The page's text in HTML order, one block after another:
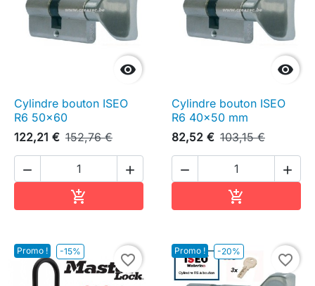

Cylindre bouton ISEO
R6 50x60
122,21 € 152,76 €
 


Cylindre bouton ISEO
R6 40x50 mm
82,52 € 103,15 €
 

Promo ! -15%
favorite_border
Promo ! -20%
favorite_border